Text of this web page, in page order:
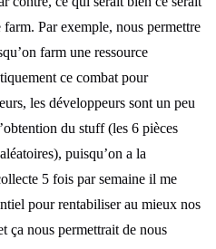
farm. Par exemple, nous permettre
farm une ressource
ce combat pour
les développeurs sont un peu
du stuff (les 6 pièces
puisqu’on a la
5 fois par semaine il me
pour rentabiliser au mieux nos
ça nous permettrait de nous